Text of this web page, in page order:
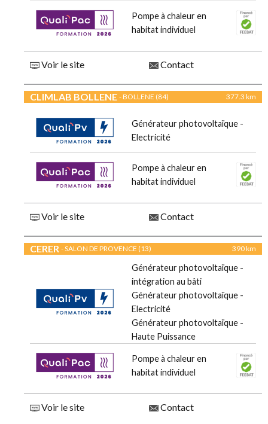
Pompe à chaleur en
habitat individuel
Voir le site Contact
CLIMLAB BOLLENE - BOLLENE (84) 377.3 km
Générateur photovoltaïque -
Electricité
Pompe à chaleur en
habitat individuel
Voir le site Contact
CERER - SALON DE PROVENCE (13) 390 km
Générateur photovoltaïque -
intégration au bâti
Générateur photovoltaïque -
Electricité
Générateur photovoltaïque -
Haute Puissance
Pompe à chaleur en
habitat individuel
Voir le site Contact